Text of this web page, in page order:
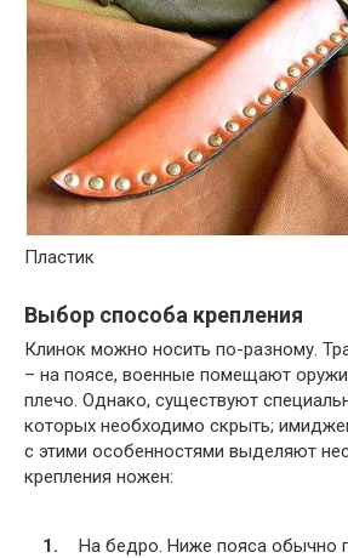
Пластик
Выбор способа крепления
Клинок можно носить по-разному.
– на поясе, военные помещают
плечо. Однако, существуют
которых необходимо скрыть;
с этими особенностями выделяют
крепления ножен:
На бедро. Ниже пояса обычно